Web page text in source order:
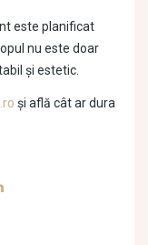
este planificat
nu este doar
și estetic.
și află cât ar dura